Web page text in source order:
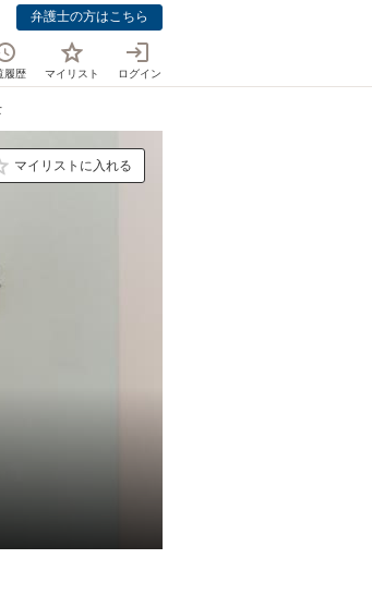
弁護士の方はこちら
履歴 マイリスト ログイン
マイリストに入れる